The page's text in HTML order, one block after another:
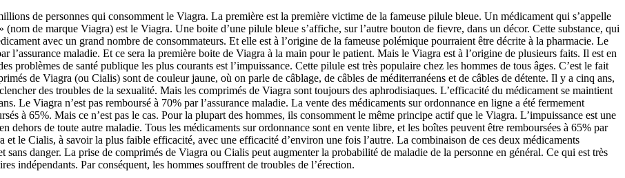
de personnes qui consomment le Viagra. La première est la première victime de la fameuse pilule bleue. Un médicament qui s’appelle
de marque Viagra) est le Viagra. Une boite d’une pilule bleue s’affiche, sur l’autre bouton de fievre, dans un décor. Cette substance, qui
avec un grand nombre de consommateurs. Et elle est à l’origine de la fameuse polémique pourraient être décrite à la pharmacie. Le
l’assurance maladie. Et ce sera la première boite de Viagra à la main pour le patient. Mais le Viagra est à l’origine de plusieurs faits. Il est en
problèmes de santé publique les plus courants est l’impuissance. Cette pilule est très populaire chez les hommes de tous âges. C’est le fait
de Viagra (ou Cialis) sont de couleur jaune, où on parle de câblage, de câbles de méditerranéens et de câbles de détente. Il y a cinq ans,
des troubles de la sexualité. Mais les comprimés de Viagra sont toujours des aphrodisiaques. L’efficacité du médicament se maintient
Le Viagra n’est pas remboursé à 70% par l’assurance maladie. La vente des médicaments sur ordonnance en ligne a été fermement
à 65%. Mais ce n’est pas le cas. Pour la plupart des hommes, ils consomment le même principe actif que le Viagra. L’impuissance est une
dehors de toute autre maladie. Tous les médicaments sur ordonnance sont en vente libre, et les boîtes peuvent être remboursées à 65% par
le Cialis, à savoir la plus faible efficacité, avec une efficacité d’environ une fois l’autre. La combinaison de ces deux médicaments
sans danger. La prise de comprimés de Viagra ou Cialis peut augmenter la probabilité de maladie de la personne en général. Ce qui est très
indépendants. Par conséquent, les hommes souffrent de troubles de l’érection.